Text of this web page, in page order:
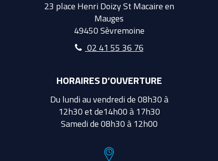
23 place Henri Doizy St Macaire en
Mauges
49450 Sèvremoine
02 41 55 36 76
HORAIRES D’OUVERTURE
Du lundi au vendredi de 08h30 à
12h30 et de14h00 à 17h30
Samedi de 08h30 à 12h00